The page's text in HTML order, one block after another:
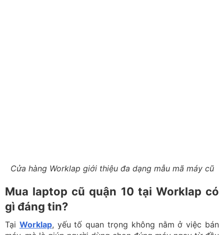
máy, mà là giúp người dùng chọn đúng máy ngay từ đầu
để hạn chế tối đa rủi ro trong quá trình sử dụng. Cửa
hàng cam kết bao test rõ thời gian, rõ điều kiện. Thời
gian bao test được quy định minh bạch, giúp người
dùng yên tâm sử dụng máy trong môi trường thực tế
mà không lo rủi ro nếu phát sinh lỗi.